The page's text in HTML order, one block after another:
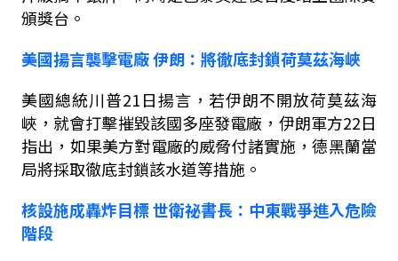
頒獎台。
美國揚言襲擊電廠伊朗：將徹底封鎖荷莫茲海峽
美國總統川普21日揚言，若伊朗不開放荷莫茲海
峽，就會打擊摧毀該國多座發電廠，伊朗軍方22日
指出，如果美方對電廠的威脅付諸實施，德黑蘭當
局將採取徹底封鎖該水道等措施。
核設施成轟炸目標世衛祕書長：中東戰爭進入危險
階段